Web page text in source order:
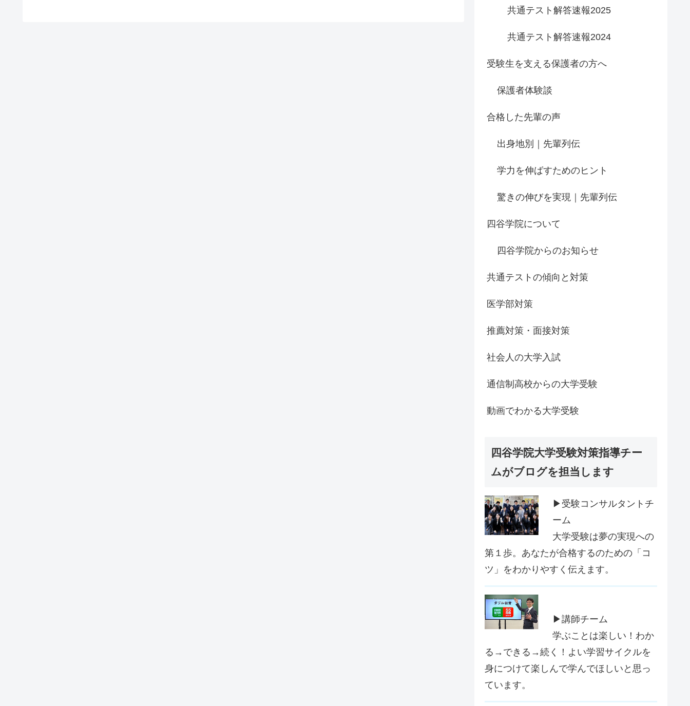
共通テスト解答速報2025
共通テスト解答速報2024
受験生を支える保護者の方へ
保護者体験談
合格した先輩の声
出身地別｜先輩列伝
学力を伸ばすためのヒント
驚きの伸びを実現｜先輩列伝
四谷学院について
四谷学院からのお知らせ
共通テストの傾向と対策
医学部対策
推薦対策・面接対策
社会人の大学入試
通信制高校からの大学受験
動画でわかる大学受験
四谷学院大学受験対策指導チー
ムがブログを担当します
▶受験コンサルタントチ
ーム
大学受験は夢の実現への
第１歩。あなたが合格するのための「コ
ツ」をわかりやすく伝えます。
▶講師チーム
学ぶことは楽しい！わか
る→できる→続く！よい学習サイクルを
身につけて楽しんで学んでほしいと思っ
ています。